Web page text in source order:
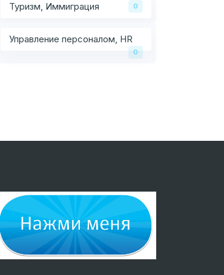
Туризм, Иммиграция 0
Управление персоналом, HR
0